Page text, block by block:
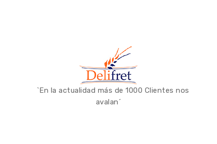
`En la actualidad más de 1000 Clientes nos
avalan´